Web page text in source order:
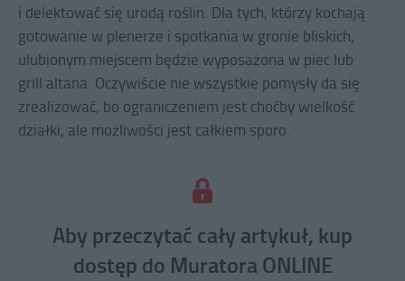
i delektować się urodą roślin. Dla tych, którzy kochają
gotowanie w plenerze i spotkania w gronie bliskich,
ulubionym miejscem będzie wyposażona w piec lub
grill altana. Oczywiście nie wszystkie pomysły da się
zrealizować, bo ograniczeniem jest choćby wielkość
działki, ale możliwości jest całkiem sporo.
Aby przeczytać cały artykuł, kup
dostęp do Muratora ONLINE